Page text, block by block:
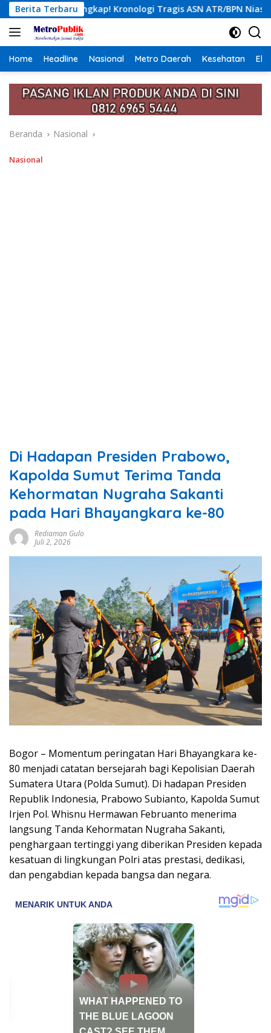
Langsung
ke
konten
Berita Terbaru
Tragis ASN ATR/BPN Nias Tewas Lompat dari
Home Headline Nasional Metro Daerah Kesehatan
Beranda Nasional
Nasional
Di Hadapan Presiden Prabowo,
Kapolda Sumut Terima Tanda
Kehormatan Nugraha Sakanti
pada Hari Bhayangkara ke-80
Rediaman Gulo
Juli 2, 2026
Bogor – Momentum peringatan Hari Bhayangkara ke-
80 menjadi catatan bersejarah bagi Kepolisian Daerah
Sumatera Utara (Polda Sumut). Di hadapan Presiden
Republik Indonesia, Prabowo Subianto, Kapolda Sumut
Irjen Pol. Whisnu Hermawan Februanto menerima
langsung Tanda Kehormatan Nugraha Sakanti,
penghargaan tertinggi yang diberikan Presiden kepada
kesatuan di lingkungan Polri atas prestasi, dedikasi,
dan pengabdian kepada bangsa dan negara.